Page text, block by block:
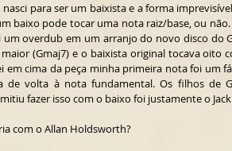
para ser um baixista e a forma
baixo pode tocar uma nota raiz/base, ou
um overdub em um arranjo do novo disco do
(Gmaj7) e o baixista original tocava oito
em cima da peça minha primeira nota foi um
volta à nota fundamental. Os filhos de
fazer isso com o baixo foi justamente o
com o Allan Holdsworth?